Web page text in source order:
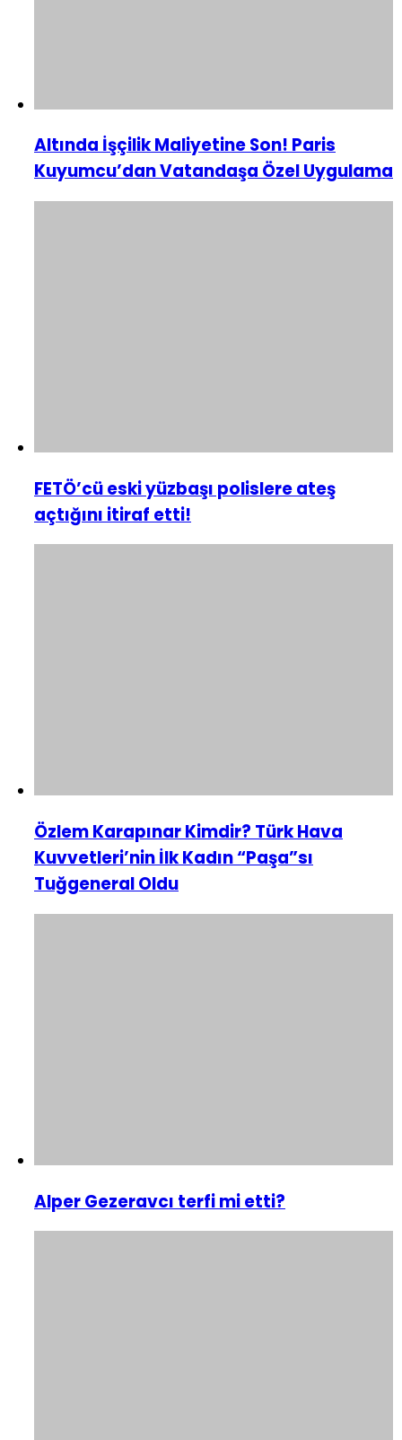
Altında İşçilik Maliyetine Son! Paris
Kuyumcu’dan Vatandaşa Özel Uygulama
FETÖ’cü eski yüzbaşı polislere ateş
açtığını itiraf etti!
Özlem Karapınar Kimdir? Türk Hava
Kuvvetleri’nin İlk Kadın “Paşa”sı
Tuğgeneral Oldu
Alper Gezeravcı terfi mi etti?